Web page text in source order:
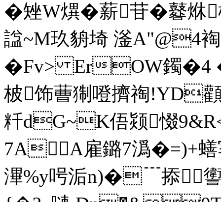
�矬W熼�薪苷�鼛烌
諡~M玖貈埼 滏A"@4
�Fv> ErOW鐲�4 �
柀饰蓸猘噔擠祹!YD
粁dG~K俉颎惙
7AA雇鏴7潙�=)+蟮
滭%y呺洉n)�﹉掭讆